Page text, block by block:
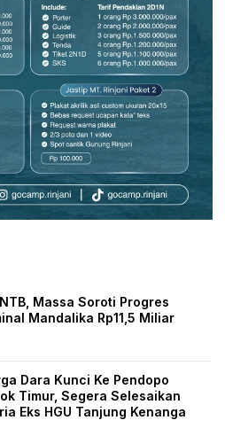
Massa Soroti Progres
Mandalika Rp11,5 Miliar
Dara Kunci Ke Pendopo
Timur, Segera Selesaikan
Eks HGU Tanjung Kenanga